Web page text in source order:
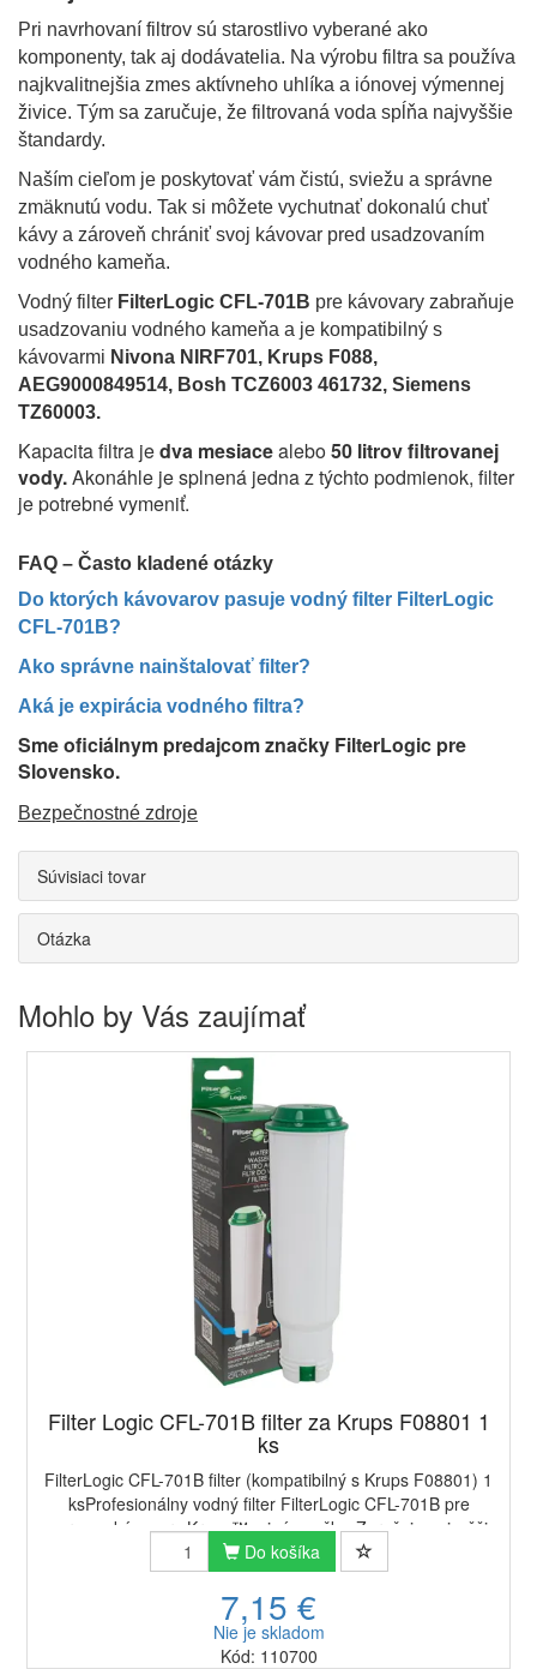
Pri navrhovaní filtrov sú starostlivo vyberané ako
komponenty, tak aj dodávatelia. Na výrobu filtra sa používa
najkvalitnejšia zmes aktívneho uhlíka a iónovej výmennej
živice. Tým sa zaručuje, že filtrovaná voda spĺňa najvyššie
štandardy.
Naším cieľom je poskytovať vám čistú, sviežu a správne
zmäknutú vodu. Tak si môžete vychutnať dokonalú chuť
kávy a zároveň chrániť svoj kávovar pred usadzovaním
vodného kameňa.
Vodný filter FilterLogic CFL-701B pre kávovary zabraňuje
usadzovaniu vodného kameňa a je kompatibilný s
kávovarmi Nivona NIRF701, Krups F088,
AEG9000849514, Bosh TCZ6003 461732, Siemens
TZ60003.
Kapacita filtra jedva mesiacealebo50 litrov filtrovanej
vody.Akonáhle je splnená jedna z týchto podmienok, filter
je potrebné vymeniť.
FAQ – Často kladené otázky
Do ktorých kávovarov pasuje vodný filter FilterLogic
CFL-701B?
Ako správne nainštalovať filter?
Aká je expirácia vodného filtra?
Sme oficiálnym predajcom značky FilterLogic pre
Slovensko.
Bezpečnostné zdroje
Súvisiaci tovar
Otázka
Mohlo by Vás zaujímať
Filter Logic CFL-701B filter za Krups F08801 1
ks
FilterLogic CFL-701B filter (kompatibilný s Krups F08801) 1
ksProfesionálny vodný filter FilterLogic CFL-701B pre
espresso kávovary Krups™ a iné značky. Zaručuje najvyššiu
kvalitu filtrácie a perfektn...
Do košíka
7,15 €
Nie je skladom
Kód: 110700